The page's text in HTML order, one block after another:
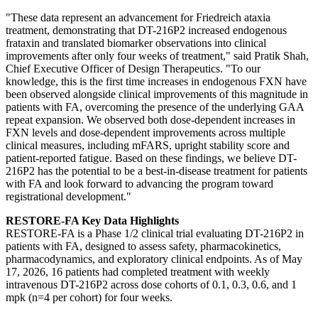
"These data represent an advancement for Friedreich ataxia
treatment, demonstrating that DT-216P2 increased endogenous
frataxin and translated biomarker observations into clinical
improvements after only four weeks of treatment," said Pratik Shah,
Chief Executive Officer of Design Therapeutics. "To our
knowledge, this is the first time increases in endogenous FXN have
been observed alongside clinical improvements of this magnitude in
patients with FA, overcoming the presence of the underlying GAA
repeat expansion. We observed both dose-dependent increases in
FXN levels and dose-dependent improvements across multiple
clinical measures, including mFARS, upright stability score and
patient-reported fatigue. Based on these findings, we believe DT-
216P2 has the potential to be a best-in-disease treatment for patients
with FA and look forward to advancing the program toward
registrational development."
RESTORE-FA Key Data Highlights
RESTORE-FA is a Phase 1/2 clinical trial evaluating DT-216P2 in
patients with FA, designed to assess safety, pharmacokinetics,
pharmacodynamics, and exploratory clinical endpoints. As of May
17, 2026, 16 patients had completed treatment with weekly
intravenous DT-216P2 across dose cohorts of 0.1, 0.3, 0.6, and 1
mpk (n=4 per cohort) for four weeks.